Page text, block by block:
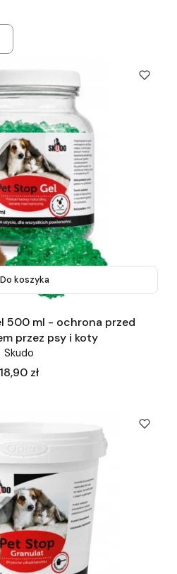
Do koszyka
500 ml - ochrona przed
przez psy i koty
Skudo
Cena
18,90 zł